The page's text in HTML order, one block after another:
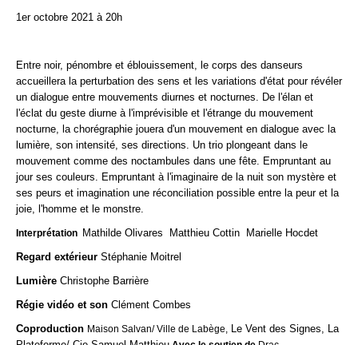
1er octobre 2021 à 20h
Entre noir, pénombre et éblouissement, le corps des danseurs
accueillera la perturbation des sens et les variations d'état pour révéler
un dialogue entre mouvements diurnes et nocturnes. De l'élan et
l'éclat du geste diurne à l'imprévisible et l'étrange du mouvement
nocturne, la chorégraphie jouera d'un mouvement en dialogue avec la
lumière, son intensité, ses directions. Un trio plongeant dans le
mouvement comme des noctambules dans une fête. Empruntant au
jour ses couleurs. Empruntant à l'imaginaire de la nuit son mystère et
ses peurs et imagination une réconciliation possible entre la peur et la
joie, l'homme et le monstre.
Interprétation Mathilde Olivares Matthieu Cottin Marielle Hocdet
Regard extérieur Stéphanie Moitrel
Lumière Christophe Barrière
Régie vidéo et son Clément Combes
Coproduction Maison Salvan/ Ville de Labège,
Le Vent des Signes, La